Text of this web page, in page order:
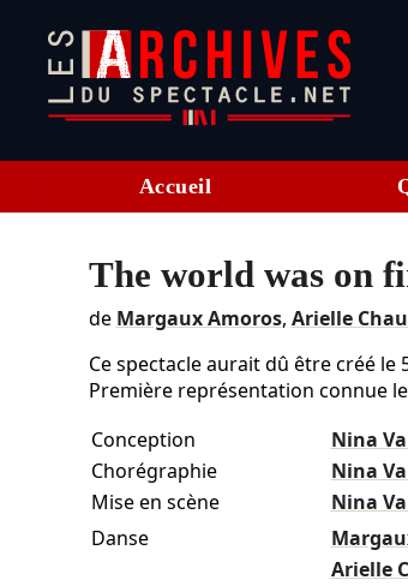
Accueil
The world was on
de Margaux Amoros, Arielle
Ce spectacle aurait dû être créé le
Première représentation connue
Conception
Nina
Chorégraphie
Nina
Mise en scène
Nina
Danse
Arielle